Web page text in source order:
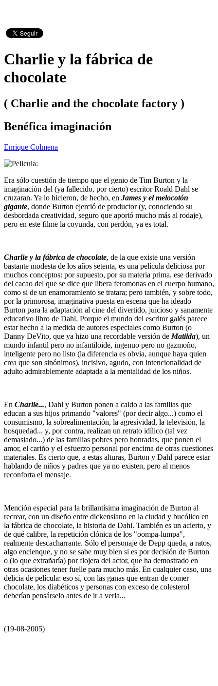
Charlie y la fábrica de
chocolate
( Charlie and the chocolate factory )
Benéfica imaginación
Enrique Colmena
Era sólo cuestión de tiempo que el genio de Tim Burton y la
imaginación del (ya fallecido, por cierto) escritor Roald Dahl se
cruzaran. Ya lo hicieron, de hecho, en James y el melocotón
gigante, donde Burton ejerció de productor (y, conociendo su
desbordada creatividad, seguro que aportó mucho más al rodaje),
pero en este filme la coyunda, con perdón, ya es total.
Charlie y la fábrica de chocolate, de la que existe una versión
bastante modesta de los años setenta, es una película deliciosa por
muchos conceptos: por supuesto, por su materia prima, ese derivado
del cacao del que se dice que libera feromonas en el cuerpo humano,
como si de un enamoramiento se tratara; pero también, y sobre todo,
por la primorosa, imaginativa puesta en escena que ha ideado
Burton para la adaptación al cine del divertido, juicioso y sanamente
educativo libro de Dahl. Porque el mundo del escritor galés parece
estar hecho a la medida de autores especiales como Burton (o
Danny DeVito, que ya hizo una recordable versión de Matilda), un
mundo infantil pero no infantiloide, ingenuo pero no gazmoño,
inteligente pero no listo (la diferencia es obvia, aunque haya quien
crea que son sinónimos), incisivo, agudo, con intencionalidad de
adulto admirablemente adaptada a la mentalidad de los niños.
En Charlie..., Dahl y Burton ponen a caldo a las familias que
educan a sus hijos primando "valores" (por decir algo...) como el
consumismo, la sobrealimentación, la agresividad, la televisión, la
hosquedad... y, por contra, realizan un retrato idílico (tal vez
demasiado...) de las familias pobres pero honradas, que ponen el
amor, el cariño y el esfuerzo personal por encima de otras cuestiones
materiales. Es cierto que, a estas alturas, Burton y Dahl parece estar
hablando de niños y padres que ya no existen, pero al menos
reconforta el mensaje.
Mención especial para la brillantísima imaginación de Burton al
recrear, con un diseño entre dickensiano en la ciudad y bucólico en
la fábrica de chocolate, la historia de Dahl. También es un acierto, y
de qué calibre, la repetición clónica de los "oompa-lumpa",
realmente descacharrante. Sólo el personaje de Depp queda, a ratos,
algo enclenque, y no se sabe muy bien si es por decisión de Burton
o (lo que extrañaría) por flojera del actor, que ha demostrado en
otras ocasiones tener fuelle para mucho más. En cualquier caso, una
delicia de película: eso sí, con las ganas que entran de comer
chocolate, los diabéticos y personas con exceso de colesterol
deberían pensárselo antes de ir a verla...
(19-08-2005)